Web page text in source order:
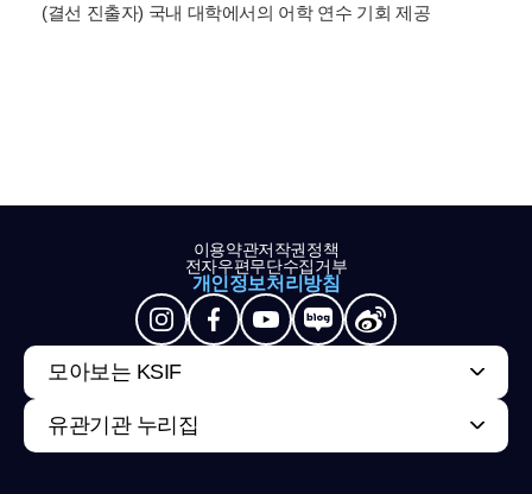
(결선 진출자) 국내 대학에서의 어학 연수 기회 제공
이용약관저작권정책
전자우편무단수집거부
개인정보처리방침
모아보는 KSIF
유관기관 누리집